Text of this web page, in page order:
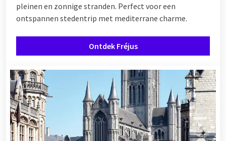
pleinen en zonnige stranden. Perfect voor een
ontspannen stedentrip met mediterrane charme.
Ontdek Fréjus